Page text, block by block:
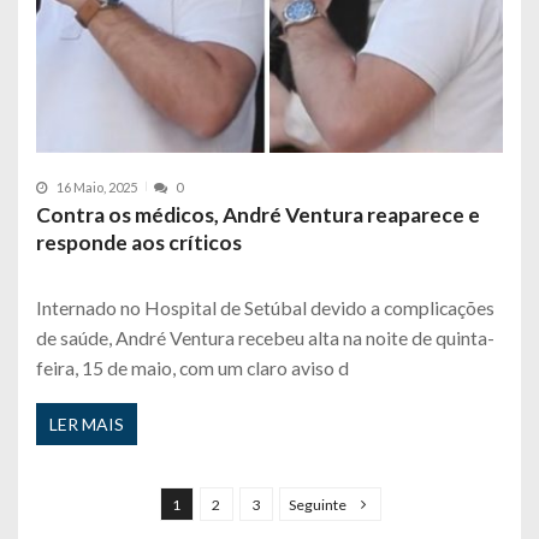
16 Maio, 2025 0
Contra os médicos, André Ventura reaparece e
responde aos críticos
Internado no Hospital de Setúbal devido a complicações
de saúde, André Ventura recebeu alta na noite de quinta-
feira, 15 de maio, com um claro aviso d
LER MAIS
1 2 3 Seguinte